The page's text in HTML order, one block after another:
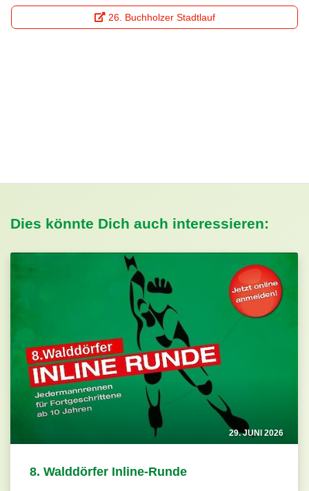
26. Buchholzer Stadtlauf
Dies könnte Dich auch interessieren:
29. JUNI 2026
8. Walddörfer Inline-Runde